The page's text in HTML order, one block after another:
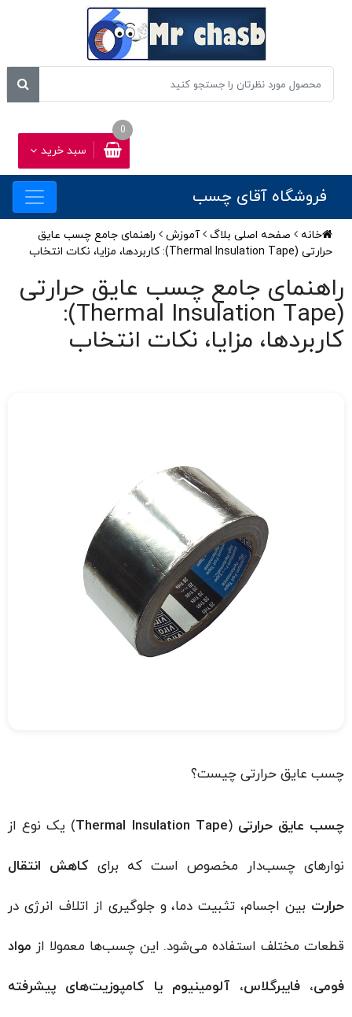
سبد خرید
0
فروشگاه آقای چسب
خانه صفحه اصلی بلاگ آموزش
راهنمای جامع چسب عایق
حرارتی (Thermal Insulation Tape): کاربردها، مزایا، نکات انتخاب
راهنمای جامع چسب عایق حرارتی
(Thermal Insulation Tape):
کاربردها، مزایا، نکات انتخاب
چسب عایق حرارتی چیست؟
چسب عایق حرارتی(
Thermal Insulation Tape) یک نوع از
نوارهای چسب‌دار مخصوص است که برای کاهش انتقال
حرارتبین اجسام، تثبیت دما، و جلوگیری از اتلاف انرژی در
قطعات مختلف استفاده می‌شود. این چسب‌ها معمولا از مواد
فومی، فایبرگلاس، آلومینیوم یا کامپوزیت‌های پیشرفته